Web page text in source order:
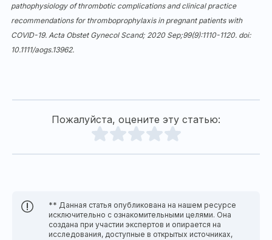
pathophysiology of thrombotic complications and clinical practice
recommendations for thromboprophylaxis in pregnant patients with
COVID-19. Acta Obstet Gynecol Scand; 2020 Sep;99(9):1110-1120. doi:
10.1111/aogs.13962.
Пожалуйста, оцените эту статью:
** Данная статья опубликована на нашем ресурсе
исключительно с ознакомительными целями. Она
создана при участии экспертов и опирается на
исследования, доступные в открытых источниках,